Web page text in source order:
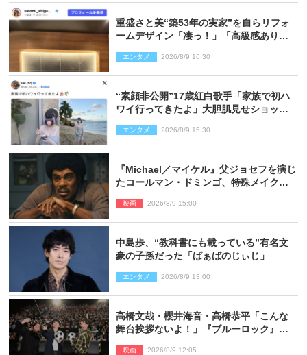
重盛さと美“築53年の実家”を自らリフォ
ームデザイン「凄っ！」「高級感ありま
エンタメ 2026/8/9 16:30
“素顔非公開”17歳紅白歌手「家族で初ハ
ワイ行ってきたよ」大胆肌見せショット
エンタメ 2026/8/9 15:30
『Michael／マイケル』父ジョセフを演じ
たコールマン・ドミンゴ、特殊メイクに2
映画 2026/8/9 15:00
中島歩、“教科書にも載っている”有名文
豪の子孫だった「ばぁばのじぃじ」
エンタメ 2026/8/9 13:00
高橋文哉・櫻井海音・高橋恭平「こんな
舞台挨拶ないよ！」『ブルーロック』自
映画 2026/8/9 12:05